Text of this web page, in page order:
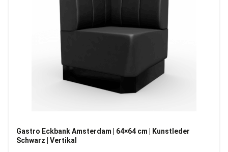
Gastro Eckbank Amsterdam | 64×64 cm | Kunstleder
Schwarz | Vertikal